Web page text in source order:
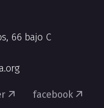
66 bajo C
facebook